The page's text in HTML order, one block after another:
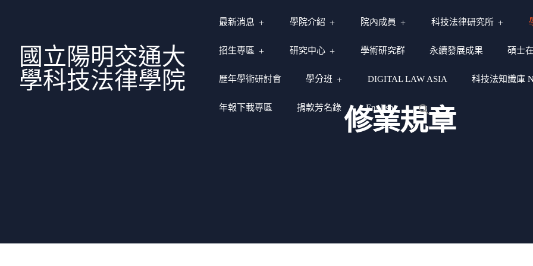
國立陽明交通大
學科技法律學院
最新消息 學院介紹 院內成員 科技法律研究所
招生專區 研究中心 學術研究群 永續發展成果 碩士
歷年學術研討會 學分班 DIGITAL LAW ASIA 科技法知識庫
年報下載專區 捐款芳名錄 English
修業規章